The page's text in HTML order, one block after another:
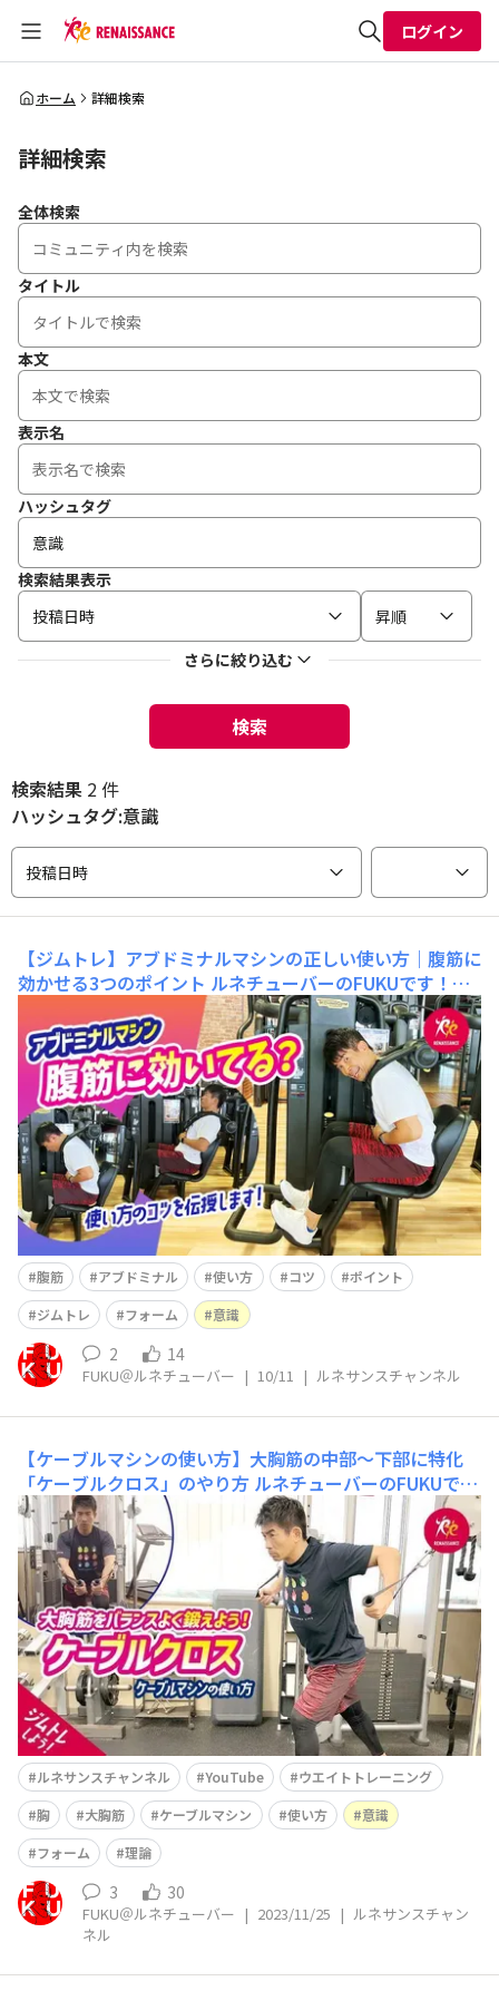
全体検索
ログイン
ホーム 詳細検索
詳細検索
全体検索
タイトル
本文
表示名
ハッシュタグ
検索結果表示
投稿日時
昇順
さらに絞り込む
検索
検索結果 2 件
ハッシュタグ:意識
投稿日時
【ジムトレ】アブドミナルマシンの正しい使い方｜腹筋に
効かせる3つのポイント ルネチューバーのFUKUです！
ルネサンス公式YouTube「ルネサンスチャンネル」を
更新しました(^^)/ 今回は 【ジムトレ】アブドミ
ナルマシンの正しい使い方｜腹筋に効かせる3つのポイン
ト という内容
腹筋 アブドミナル 使い方 コツ
ポイント
ジムトレ
フォーム 意識
2 14
FUKU＠ルネチューバー | 10/11 | ルネサンスチャンネル
【ケーブルマシンの使い方】大胸筋の中部〜下部に特化
「ケーブルクロス」のやり方 ルネチューバーのFUKUで
す！ ルネサンス公式YouTube「ルネサンスチャンネ
ル」を更新しました(^^)/ 今回は 【ケーブルマシ
ンの使い方】大胸筋の中部〜下部に特化「ケーブルクロ
ス」のやり方 という内容です。 今回はケー
ブルマシンを使った胸のトレーニング方法のご紹介(^^)
特
ルネサンスチャンネル YouTube
ウエイトトレーニング
胸
大胸筋 ケーブルマシン 使い方
意識
フォーム
理論
3 30
FUKU＠ルネチューバー | 2023/11/25 | ルネサンスチャン
ネル